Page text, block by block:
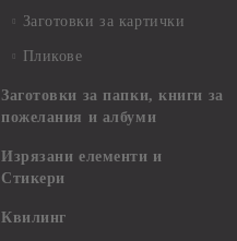
Заготовки за картички
Пликове
Заготовки за папки, книги за
пожелания и албуми
Изрязани елементи и
Стикери
Квилинг